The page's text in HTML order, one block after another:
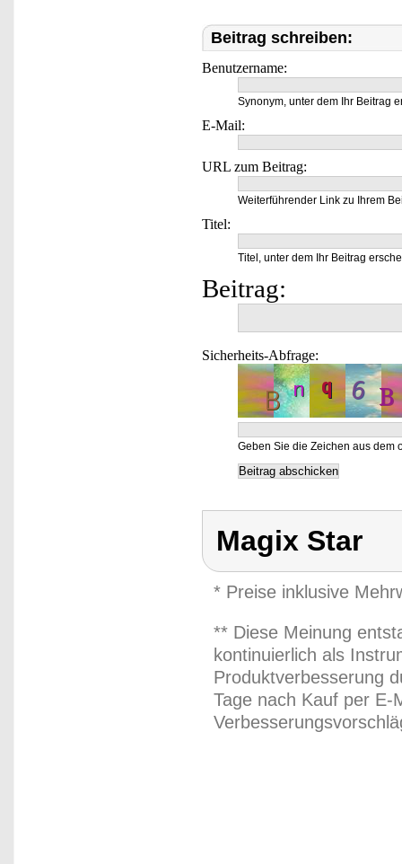
Beitrag schreiben:
Benutzername:
Synonym, unter dem Ihr Beitrag
E-Mail:
URL zum Beitrag:
Weiterführender Link zu Ihrem
Titel:
Titel, unter dem Ihr Beitrag
Beitrag:
Sicherheits-Abfrage:
Geben Sie die Zeichen aus dem
Magix Star
* Preise inklusive
** Diese Meinung
kontinuierlich als
Produktverbesserung
Tage nach Kauf per E-